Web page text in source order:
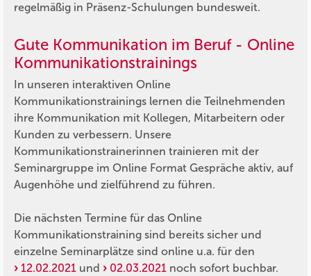
regelmäßig in Präsenz-Schulungen bundesweit.
Gute Kommunikation im Beruf - Online
Kommunikationstrainings
In unseren interaktiven Online
Kommunikationstrainings lernen die Teilnehmenden
ihre Kommunikation mit Kollegen, Mitarbeitern oder
Kunden zu verbessern. Unsere
Kommunikationstrainerinnen trainieren mit der
Seminargruppe im Online Format Gespräche aktiv, auf
Augenhöhe und zielführend zu führen.
Die nächsten Termine für das Online
Kommunikationstraining sind bereits sicher und
einzelne Seminarplätze sind online u.a. für den
12.02.2021 und 02.03.2021 noch sofort buchbar.